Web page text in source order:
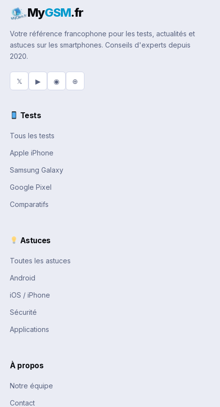
MyGSM.fr
Votre référence francophone pour les tests, actualités et
astuces sur les smartphones. Conseils d'experts depuis
2020.
𝕏 ▶ ◉ ⊕
Tests
Tous les tests
Apple iPhone
Samsung Galaxy
Google Pixel
Comparatifs
Astuces
Toutes les astuces
Android
iOS / iPhone
Sécurité
Applications
À propos
Notre équipe
Contact